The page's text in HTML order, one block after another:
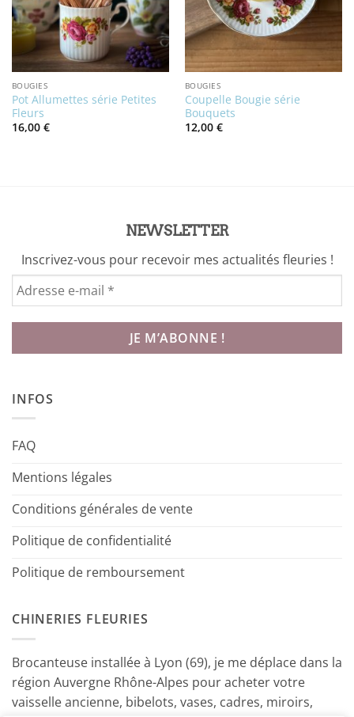
BOUGIES
Pot Allumettes série Petites
Fleurs
16,00 €
BOUGIES
Coupelle Bougie série
Bouquets
12,00 €
NEWSLETTER
Inscrivez-vous pour recevoir mes actualités fleuries !
INFOS
FAQ
Mentions légales
Conditions générales de vente
Politique de confidentialité
Politique de remboursement
CHINERIES FLEURIES
Brocanteuse installée à Lyon (69), je me déplace dans la
région Auvergne Rhône-Alpes pour acheter votre
vaisselle ancienne, bibelots, vases, cadres, miroirs,